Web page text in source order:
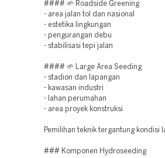
#### 🌱 Roadside Greening
- area jalan tol dan nasional
- estetika lingkungan
- pengurangan debu
- stabilisasi tepi jalan
#### 🌱 Large Area Seeding
- stadion dan lapangan
- kawasan industri
- lahan perumahan
- area proyek konstruksi
Pemilihan teknik tergantung kondisi
### Komponen Hydroseeding